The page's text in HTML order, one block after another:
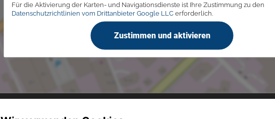
Für die Aktivierung der Karten- und Navigationsdienste ist Ihre Zustimmung zu den
Datenschutzrichtlinien vom Drittanbieter Google LLCerforderlich.
Zustimmen und aktivieren